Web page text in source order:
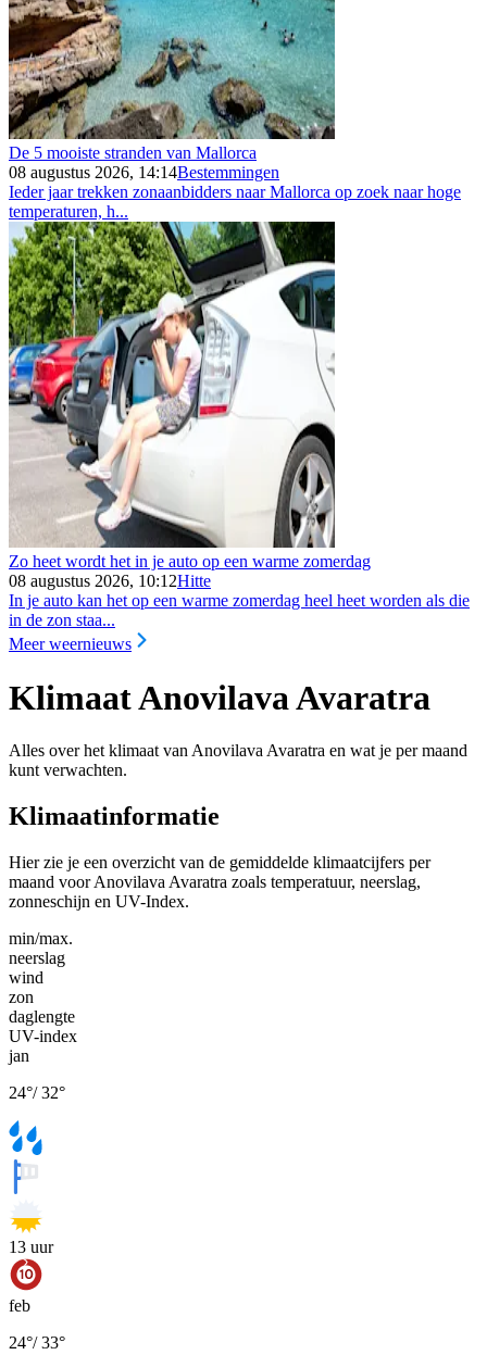
De 5 mooiste stranden van Mallorca
08 augustus 2026, 14:14Bestemmingen
Ieder jaar trekken zonaanbidders naar Mallorca op zoek naar hoge
temperaturen, h...
Zo heet wordt het in je auto op een warme zomerdag
08 augustus 2026, 10:12Hitte
In je auto kan het op een warme zomerdag heel heet worden als die
in de zon staa...
Meer weernieuws
Klimaat Anovilava Avaratra
Alles over het klimaat van Anovilava Avaratra en wat je per maand
kunt verwachten.
Klimaatinformatie
Hier zie je een overzicht van de gemiddelde klimaatcijfers per
maand voor Anovilava Avaratra zoals temperatuur, neerslag,
zonneschijn en UV-Index.
min/max.
neerslag
wind
zon
daglengte
UV-index
jan
24°/32°
13 uur
feb
24°/33°